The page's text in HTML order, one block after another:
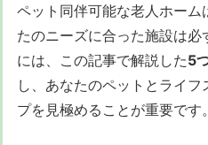
ペット同伴可能な老人ホー
たのニーズに合った施設は
には、この記事で解説した5
し、あなたのペットとライ
プを見極めることが重要です。